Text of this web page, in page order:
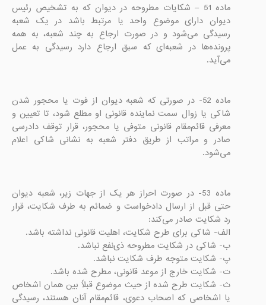
ماده 51 – شکایات مطروحه در دیوان که به تشخیص رئيس
دیوان دارای موضوع واحد یا مرتبط باشد در یک شعبه
رسیدگی می‌شود و در صورت ارجاع به چند شعبه، به همه
پرونده‌ها در شعبه‌ای که سبق ارجاع دارد رسیدگی به عمل
می‌آید.
ماده 52- در صورتی که شعبه دیوان از فوت یا محجور شدن
شاکی یا زوال سمت نماینده قانونی او مطلع شود، تا تعیین و
معرفی قائم‌مقام قانونی متوفی یا محجور، قرار توقف دادرسی
صادر و مراتب از طریق دفتر شعبه به نشانی شاکی اعلام
می‌شود.
ماده 53- در صورت احراز هر یک از جهات زیر، شعبه دیوان
حتی قبل از ارسال دادخواست و ضمائم به طرف شکایت، قرار
ث- شکایت طرح شده از حیث موضوع قبلاً بین همان اشخاص
یا اشخاصی که اصحاب دعوی، قائم‌مقام آنان هستند، رسیدگی